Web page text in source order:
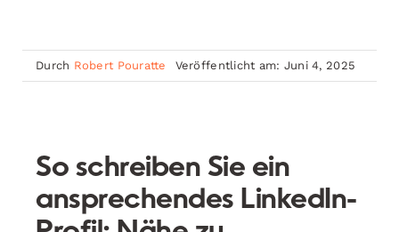
Durch Robert Pouratte Veröffentlicht am: Juni 4, 2025
So schreiben Sie ein
ansprechendes LinkedIn-